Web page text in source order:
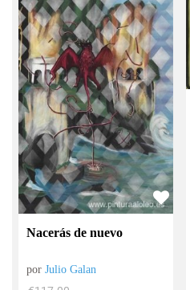
Nacerás de nuevo
porJulio Galan